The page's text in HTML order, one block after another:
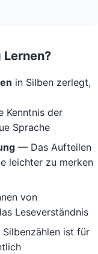
in Silben zerlegt,
Kenntnis der
Sprache
— Das Aufteilen
leichter zu merken
von
Leseverständnis
ist für